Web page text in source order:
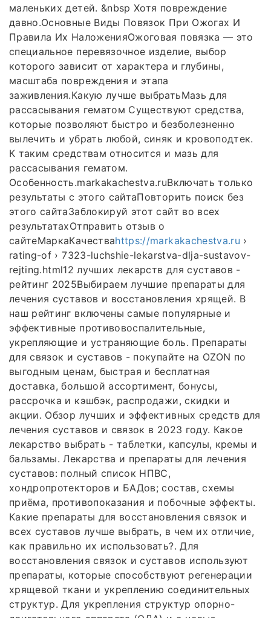
малень­ких детей. &nbsp Хотя повреждение
давно.Основные Виды Повязок При Ожогах И
Правила Их НаложенияОжоговая повязка — это
специальное перевязочное изделие, выбор
которого зависит от характера и глубины,
масштаба повреждения и этапа
заживления.Какую лучше выбратьМазь для
рассасывания гематом Существуют средства,
которые позволяют быстро и безболезненно
вылечить и убрать любой, синяк и кровоподтек.
К таким средствам относится и мазь для
рассасывания гематом.
Особенность.markakachestva.ruВключать только
результаты с этого сайтаПовторить поиск без
этого сайтаЗаблокируй этот сайт во всех
результатахОтправить отзыв о
сайтеМаркаКачестваhttps://markakachestva.ru ›
rating-of › 7323-luchshie-lekarstva-dlja-sustavov-
rejting.html12 лучших лекарств для суставов -
рейтинг 2025Выбираем лучшие препараты для
лечения суставов и восстановления хрящей. В
наш рейтинг включены самые популярные и
эффективные противовоспалительные,
укрепляющие и устраняющие боль. Препараты
для связок и суставов - покупайте на OZON по
выгодным ценам, быстрая и бесплатная
доставка, большой ассортимент, бонусы,
рассрочка и кэшбэк, распродажи, скидки и
акции. Обзор лучших и эффективных средств для
лечения суставов и связок в 2023 году. Какое
лекарство выбрать - таблетки, капсулы, кремы и
бальзамы. Лекарства и препараты для лечения
суставов: полный список НПВС,
хондропротекторов и БАДов; состав, схемы
приёма, противопоказания и побочные эффекты.
Какие препараты для восстановления связок и
всех суставов лучше выбрать, в чем их отличие,
как правильно их использовать?. Для
восстановления связок и суставов используют
препараты, которые способствуют регенерации
хрящевой ткани и укреплению соединительных
структур. Для укрепления структур опорно-